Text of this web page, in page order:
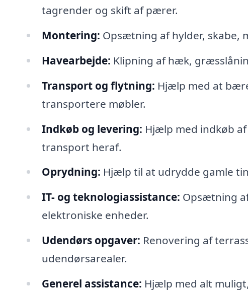
tagrender og skift af pærer.
Montering: Opsætning af hylder, skabe,
Havearbejde: Klipning af hæk,
Transport og flytning: Hjælp med at
transportere møbler.
Indkøb og levering: Hjælp med indkøb
transport heraf.
Oprydning: Hjælp til at udrydde gamle
IT- og teknologiassistance: Opsætning
elektroniske enheder.
Udendørs opgaver: Renovering af
udendørsarealer.
Generel assistance: Hjælp med alt